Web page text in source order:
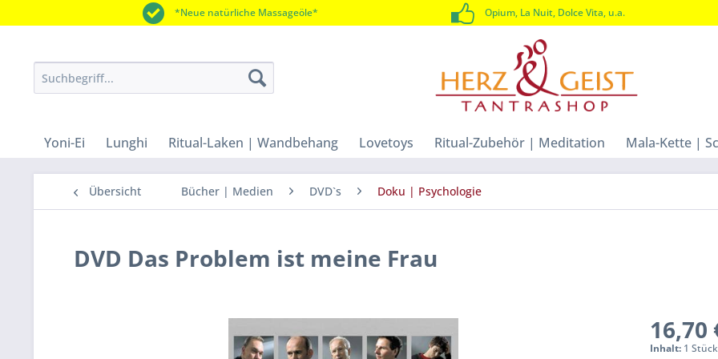
*Neue natürliche Massageöle* Opium, La Nuit, Dolce Vita, u.a.
Yoni-Ei Lunghi Ritual-Laken | Wandbehang Lovetoys Ritual-Zubehör | Meditation Mala-Kette |
Übersicht Bücher | Medien DVD`s Doku | Psychologie
DVD Das Problem ist meine Frau
16,70
Inhalt: 1 Stück